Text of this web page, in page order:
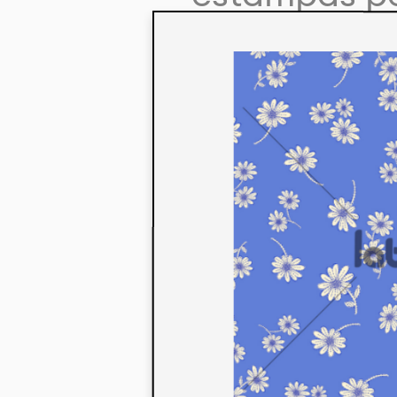
aos seus
linha de
mercados.
acabados
digital.